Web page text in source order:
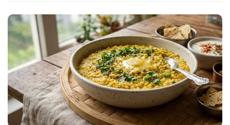
नहीं बनाता जो इसे तोड़ सके या पचा सके।